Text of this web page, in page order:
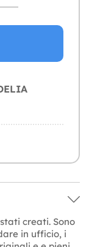
creati. Sono
in ufficio, i